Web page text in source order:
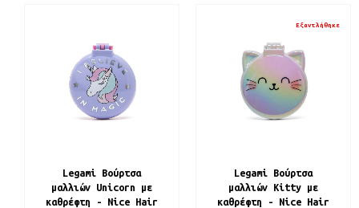
Legami Βούρτσα
μαλλιών Unicorn με
καθρέφτη - Nice Hair
Εξαντλήθηκε
Legami Βούρτσα
μαλλιών Kitty με
καθρέφτη - Nice Hair